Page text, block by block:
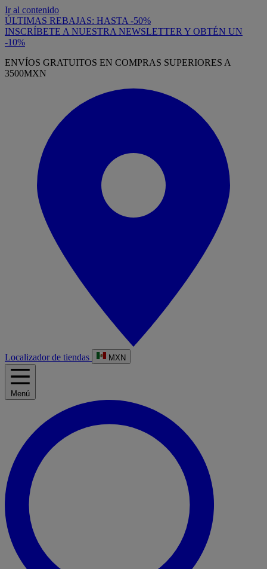
Ir al contenido
ÚLTIMAS REBAJAS: HASTA -50%
INSCRÍBETE A NUESTRA NEWSLETTER Y OBTÉN UN
-10%
ENVÍOS GRATUITOS EN COMPRAS SUPERIORES A
3500MXN
Localizador de tiendas MXN
Menú